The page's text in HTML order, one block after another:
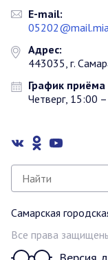
Самарская
Все права
E-mail:
Адрес:
443035, г.
График приёма
Четверг, 15:00